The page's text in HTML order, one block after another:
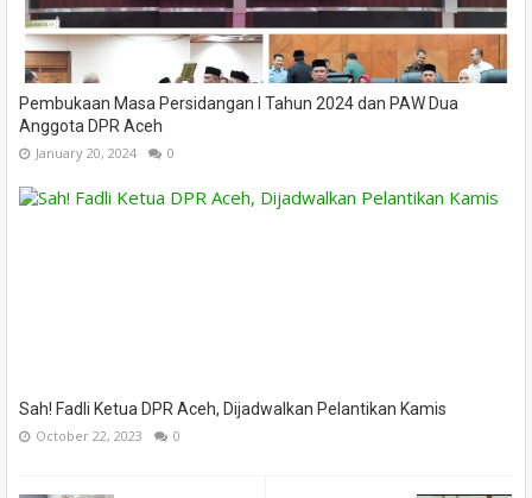
Pembukaan Masa Persidangan I Tahun 2024 dan PAW Dua
Anggota DPR Aceh
January 20, 2024 0
Sah! Fadli Ketua DPR Aceh, Dijadwalkan Pelantikan Kamis
October 22, 2023 0